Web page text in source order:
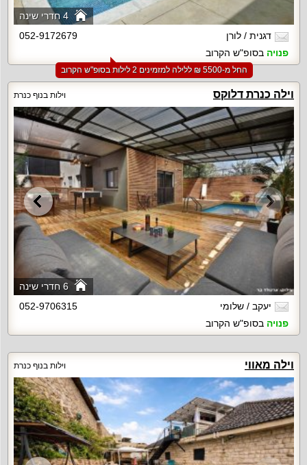
4 חדרי שינה
דגנית / לורן
052-9172679
פנויה בסופ"ש הקרוב
החל מ-‏5500 ₪ ללילה למזמינים 2 לילות בסופ"ש הקרוב
וילה כנרת דלוקס וילות בנוף כנרת
6 חדרי שינה
יעקב / שלומי
052-9706315
פנויה בסופ"ש הקרוב
וילה מאווי וילות בנוף כנרת